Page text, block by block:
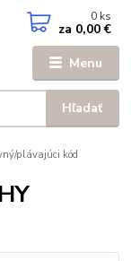
Menu
Hľadať
0 ks
za 0,00 €
plávajúci kód